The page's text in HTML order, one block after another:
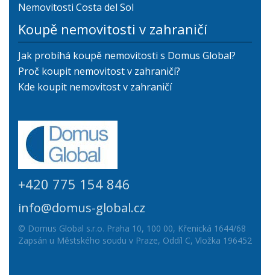
Nemovitosti Costa del Sol
Koupě nemovitosti v zahraničí
Jak probíhá koupě nemovitosti s Domus Global?
Proč koupit nemovitost v zahraničí?
Kde koupit nemovitost v zahraničí
+420 775 154 846
info@domus-global.cz
© Domus Global s.r.o. Praha 10, 100 00, Křenická 1644/68
Zapsán u Městského soudu v Praze, Oddíl C, Vložka 196452